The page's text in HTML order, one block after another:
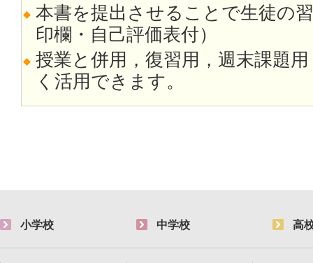
本書を提出させることで生徒の
印欄・自己評価表付）
授業と併用，復習用，週末課題
く活用できます。
小学校 中学校 高